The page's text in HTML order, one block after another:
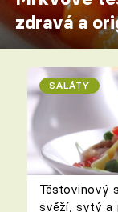
zdravá a
SALÁTY
Těstovinový
svěží, sytý a